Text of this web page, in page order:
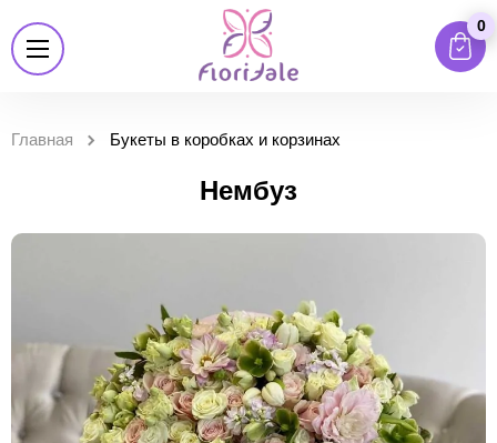
0
Главная Букеты в коробках и корзинах
Нембуз